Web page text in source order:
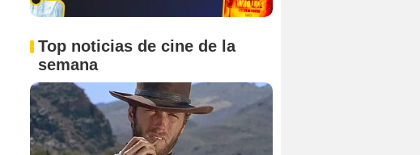
Top noticias de cine de la
semana